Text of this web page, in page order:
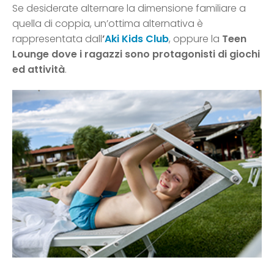
Se desiderate alternare la dimensione familiare a
quella di coppia, un’ottima alternativa è
rappresentata dall’Aki Kids Club, oppure la Teen
Lounge dove i ragazzi sono protagonisti di giochi
ed attività.